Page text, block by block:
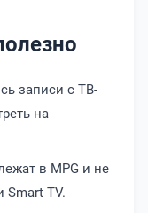
записи с ТВ-
на
в MPG и не
TV.